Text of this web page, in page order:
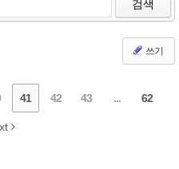
검색
쓰기
41 42 43 ... 62